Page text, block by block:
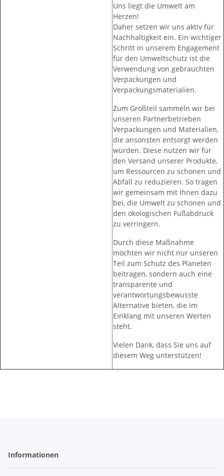
Uns liegt die Umwelt am
Herzen!
Daher setzen wir uns aktiv für
Nachhaltigkeit ein. Ein wichtiger
Schritt in unserem Engagement
für den Umweltschutz ist die
Verwendung von gebrauchten
Verpackungen und
Verpackungsmaterialien.
Zum Großteil sammeln wir bei
unseren Partnerbetrieben
Verpackungen und Materialien,
die ansonsten entsorgt werden
würden. Diese nutzen wir für
den Versand unserer Produkte,
um Ressourcen zu schonen und
Abfall zu reduzieren. So tragen
wir gemeinsam mit Ihnen dazu
bei, die Umwelt zu schonen und
den ökologischen Fußabdruck
zu verringern.
Durch diese Maßnahme
möchten wir nicht nur unseren
Teil zum Schutz des Planeten
beitragen, sondern auch eine
transparente und
verantwortungsbewusste
Alternative bieten, die im
Einklang mit unseren Werten
steht.
Vielen Dank, dass Sie uns auf
diesem Weg unterstützen!
Informationen